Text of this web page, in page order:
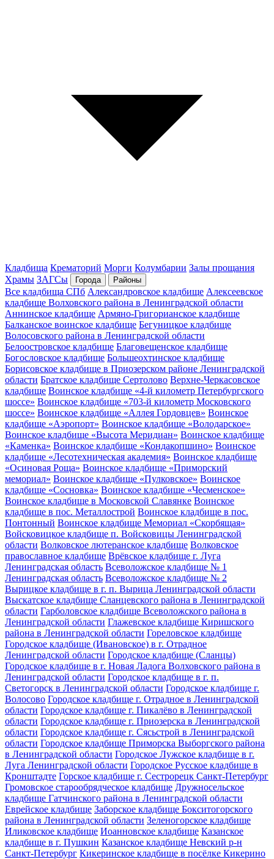
Кладбища Крематорий Морги Колумбарии Залы прощания
Храмы ЗАГСы Города Районы
Все кладбища СПб Александровское кладбище Алексеевское
кладбище Волховского района в Ленинградской области
Аннинское кладбище Армяно-Григорианское кладбище
Балканское воинское кладбище Бегуницкое кладбище
Волосовского района в Ленинградской области
Белоостровское кладбище Благовещенское кладбище
Богословское кладбище Большеохтинское кладбище
Борисовское кладбище в Приозерском районе Ленинградской
области Братское кладбище Сертолово Верхне-Черкасовское
кладбище Воинское кладбище «4-й километр Петербургского
шоссе» Воинское кладбище «703-й километр Московского
шоссе» Воинское кладбище «Аллея Гордовцев» Воинское
кладбище «Аэропорт» Воинское кладбище «Володарское»
Воинское кладбище «Высота Меридиан» Воинское кладбище
«Каменка» Воинское кладбище «Кондакопшино» Воинское
кладбище «Лесотехническая академия» Воинское кладбище
«Осиновая Роща» Воинское кладбище «Приморский
мемориал» Воинское кладбище «Пулковское» Воинское
кладбище «Сосновка» Воинское кладбище «Чесменское»
Воинское кладбище в Московской Славянке Воинское
кладбище в пос. Металлострой Воинское кладбище в пос.
Понтонный Воинское кладбище Мемориал «Скорбящая»
Войсковицкое кладбище п. Войсковицы Ленинградской
области Волковское лютеранское кладбище Волковское
православное кладбище Врёвское кладбище г. Луга
Ленинградская область Всеволожское кладбище № 1
Ленинградская область Всеволожское кладбище № 2
Вырицкое кладбище в г. п. Вырица Ленинградской области
Выскатское кладбище Сланцевского района в Ленинградской
области Гарболовское кладбище Всеволожского района в
Ленинградской области Глажевское кладбище Киришского
района в Ленинградской области Гореловское кладбище
Городское кладбище (Ивановское) в г. Отрадное
Ленинградской области Городское кладбище (Сланцы)
Городское кладбище в г. Новая Ладога Волховского района в
Ленинградской области Городское кладбище в г. п.
Светогорск в Ленинградской области Городское кладбище г.
Волосово Городское кладбище г. Отрадное в Ленинградской
области Городское кладбище г. Пикалёво в Ленинградской
области Городское кладбище г. Приозерска в Ленинградской
области Городское кладбище г. Сясьстрой в Ленинградской
области Городское кладбище Приморска Выборгского района
в Ленинградской области Городское Лужское кладбище в г.
Луга Ленинградской области Городское Русское кладбище в
Кронштадте Горское кладбище г. Сестрорецк Санкт-Петербург
Громовское старообрядческое кладбище Дружносельское
кладбище Гатчинского района в Ленинградской области
Еврейское кладбище Заборское кладбище Бокситогорского
района в Ленинградской области Зеленогорское кладбище
Иликовское кладбище Иоанновское кладбище Казанское
кладбище в г. Пушкин Казанское кладбище Невский р-н
Санкт-Петербург Кикеринское кладбище в посёлке Кикерино